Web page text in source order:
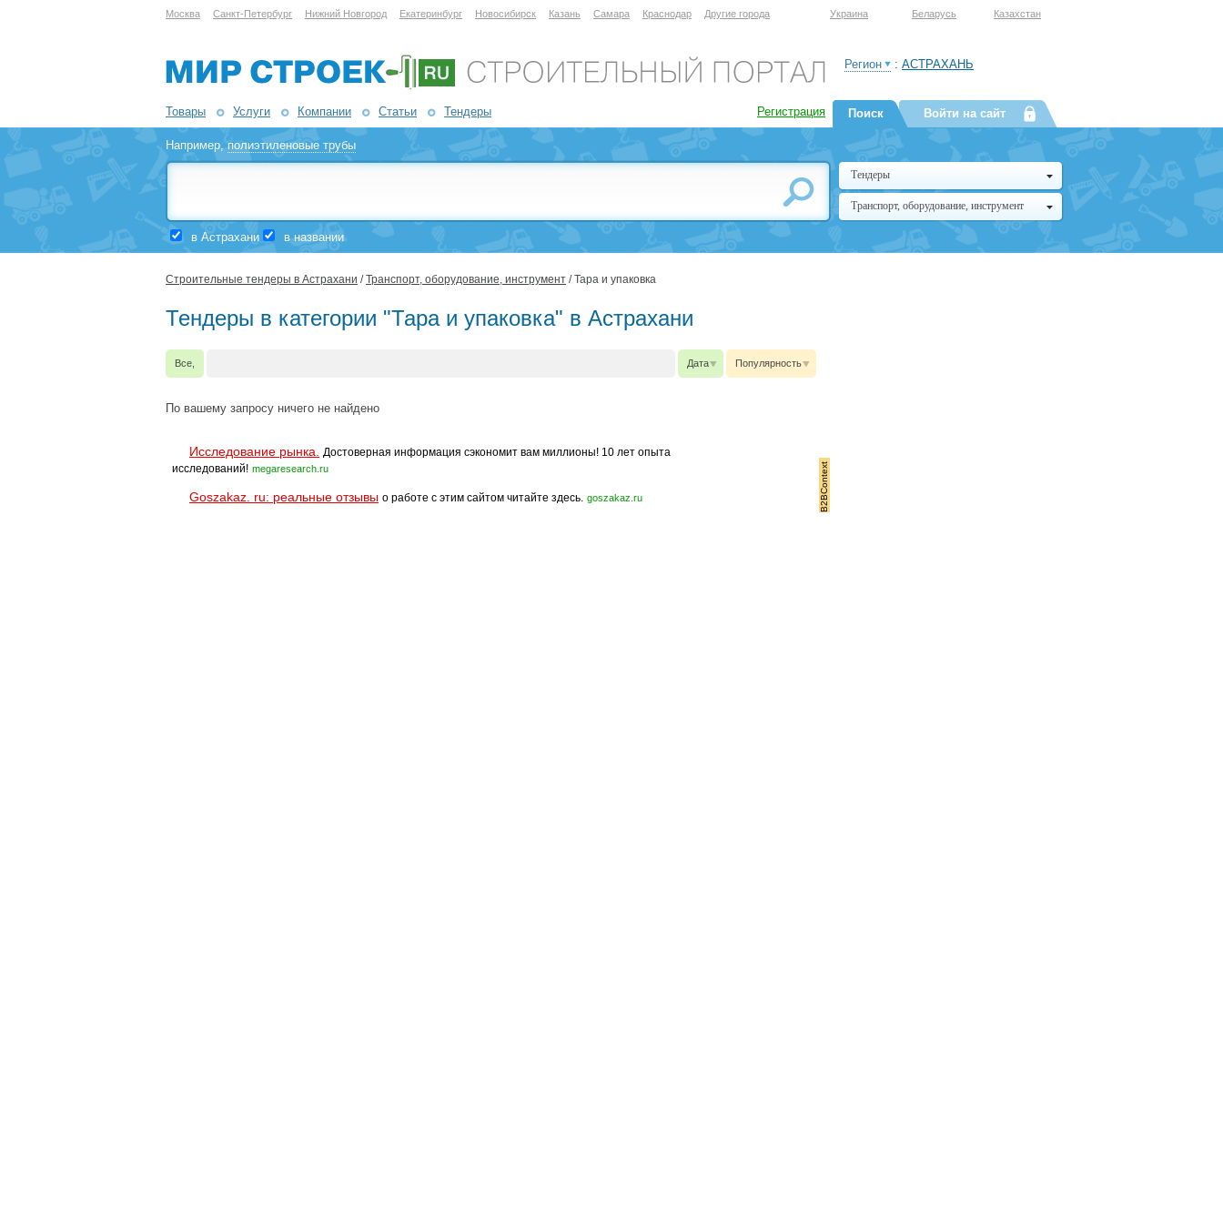
Москва Санкт-Петербург Нижний Новгород Екатеринбург Новосибирск Казань Самара Краснодар Другие города Украина Беларусь Казахстан
Товары Услуги Компании Статьи Тендеры Регистрация
Регион : АСТРАХАНЬ
Например,полиэтиленовые трубы
в Астрахани в названии
Поиск Войти на сайт
Тендеры
Транспорт, оборудование, инструмент
Строительные тендеры в Астрахани /Транспорт, оборудование, инструмент / Тара и упаковка
Тендеры в категории "Тара и упаковка" в Астрахани
Все, Дата Популярность
По вашему запросу ничего не найдено
Исследование рынка.
Достоверная информация сэкономит вам миллионы! 10 лет опыта
исследований! megaresearch.ru
Goszakaz. ru: реальные отзывы о работе с этим сайтом читайте здесь. goszakaz.ru